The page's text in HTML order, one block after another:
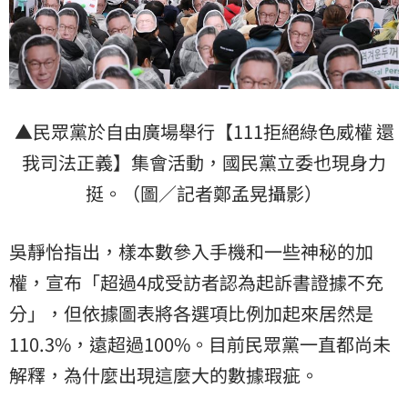
▲民眾黨於自由廣場舉行【111拒絕綠色威權 還
我司法正義】集會活動，國民黨立委也現身力
挺。（圖／記者鄭孟晃攝影）
吳靜怡指出，樣本數參入手機和一些神秘的加
權，宣布「超過4成受訪者認為起訴書證據不充
分」，但依據圖表將各選項比例加起來居然是
110.3%，遠超過100%。目前民眾黨一直都尚未
解釋，為什麼出現這麼大的數據瑕疵。